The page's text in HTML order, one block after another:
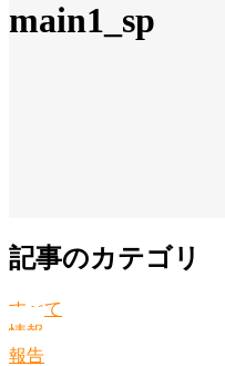
main1_sp
記事のカテゴリ
すべて
情報
報告